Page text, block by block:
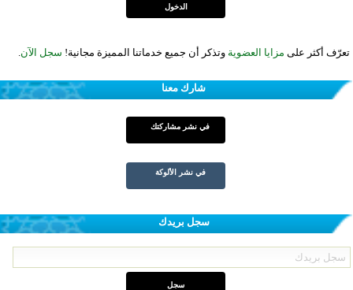
تعرّف أكثر على مزايا العضوية وتذكر أن جميع خدماتنا المميزة مجانية! سجل الآن
شارك معنا
في نشر مشاركتك
في نشر الألوكة
سجل بريدك